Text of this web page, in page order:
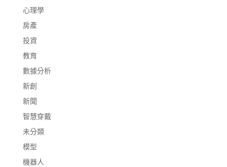
心理學
房產
投資
教育
數據分析
新創
新聞
智慧穿戴
未分類
模型
機器人